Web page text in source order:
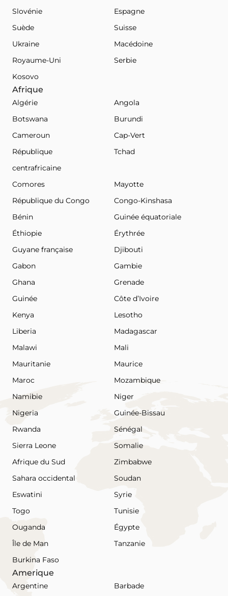
Slovénie
Espagne
Suède
Suisse
Ukraine
Macédoine
Royaume-Uni
Serbie
Kosovo
Afrique
Algérie
Angola
Botswana
Burundi
Cameroun
Cap-Vert
République
centrafricaine
Tchad
Comores
Mayotte
République du Congo
Congo-Kinshasa
Bénin
Guinée équatoriale
Éthiopie
Érythrée
Guyane française
Djibouti
Gabon
Gambie
Ghana
Grenade
Guinée
Côte d’Ivoire
Kenya
Lesotho
Liberia
Madagascar
Malawi
Mali
Mauritanie
Maurice
Maroc
Mozambique
Namibie
Niger
Nigeria
Guinée-Bissau
Rwanda
Sénégal
Sierra Leone
Somalie
Afrique du Sud
Zimbabwe
Sahara occidental
Soudan
Eswatini
Syrie
Togo
Tunisie
Ouganda
Égypte
Île de Man
Tanzanie
Burkina Faso
Amerique
Argentine
Barbade